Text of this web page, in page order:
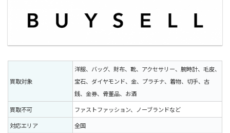
買取対象
洋服、バッグ、財布、靴、アクセサリー、腕時計、毛皮、
宝石、ダイヤモンド、金、プラチナ、着物、切手、古
銭、金券、骨董品、お酒
買取不可
ファストファッション、ノーブランドなど
対応エリア
全国